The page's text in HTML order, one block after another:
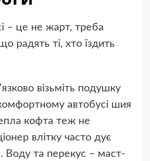
– це не жарт, треба
радять ті, хто їздить
візьміть подушку
автобусі шия
кофта теж не
влітку часто дує
Воду та перекус – маст-